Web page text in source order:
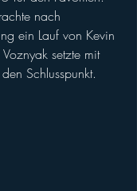
nach
ein Lauf von Kevin
setzte mit
Schlusspunkt.